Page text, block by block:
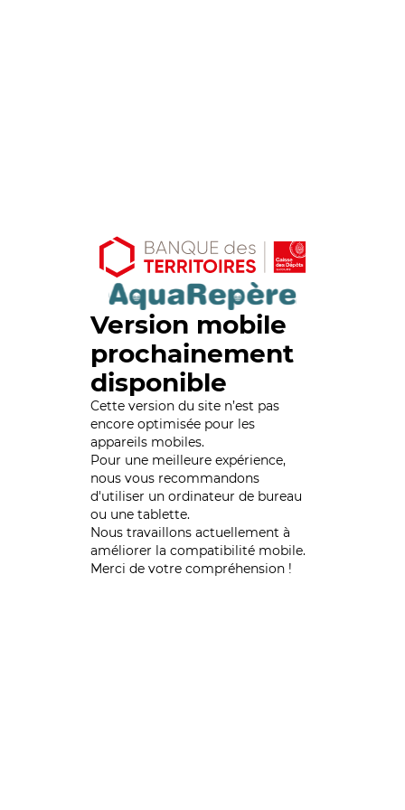
Version mobile
prochainement
disponible
Cette version du site n’est pas
encore optimisée pour les
appareils mobiles.
Pour une meilleure expérience,
nous vous recommandons
d'utiliser un ordinateur de bureau
ou une tablette.
Nous travaillons actuellement à
améliorer la compatibilité mobile.
Merci de votre compréhension !